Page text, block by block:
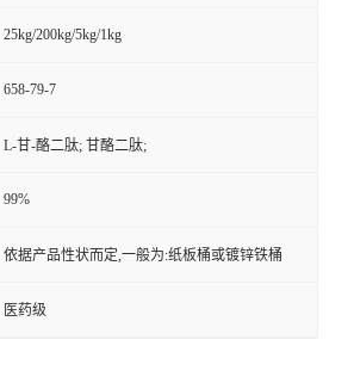
25kg/200kg/5kg/1kg
658-79-7
L-甘-酪二肽; 甘酪二肽;
99%
依据产品性状而定,一般为:纸板桶或镀锌铁桶
医药级